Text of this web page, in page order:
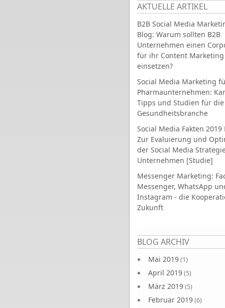
AKTUELLE ARTIKEL
B2B Social Media
Blog: Warum sollten B2B
Unternehmen einen
für ihr Content Marketing
einsetzen?
Social Media Marketing
Pharmaunternehmen:
Tipps und Studien für die
Gesundheitsbranche
Social Media Fakten 2019
Zur Evaluierung und
der Social Media
Unternehmen [Studie]
Messenger Marketing:
Messenger, WhatsApp
Instagram - die
Zukunft
BLOG ARCHIV
Mai 2019(1)
April 2019(5)
März 2019(5)
Februar 2019(6)
Seiten